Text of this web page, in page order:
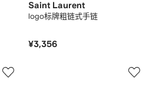
Saint Laurent
logo标牌粗链式手链
¥3,356